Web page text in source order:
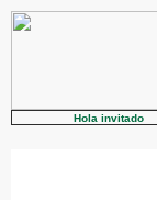
Hola invitado